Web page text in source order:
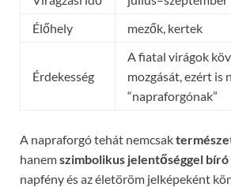
Élőhely
mezők, kertek
Érdekesség
A fiatal virágok
mozgását, ezért is
“napraforgónak”
A napraforgó tehát nemcsak
hanemszimbolikus jelentőséggel
napfény és az életöröm jelképeként